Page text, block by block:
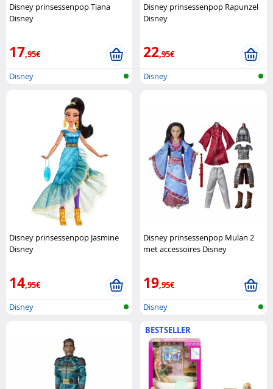
Disney prinsessenpop Tiana
Disney
17,95€
Disney
Disney prinsessenpop Rapunzel
Disney
22,95€
Disney
Disney prinsessenpop Jasmine
Disney
14,95€
Disney
Disney prinsessenpop Mulan 2
met accessoires Disney
19,95€
Disney
BESTSELLER